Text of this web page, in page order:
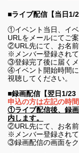
■ライブ配信【当日1/
①イベント当日、イ
URLをメールにてご案
②URL先にて、お名前
※メンバー登録され
③登録完了後に届くメ
④イベント開始時間
視聴してください。
■録画配信【翌日1/23
申込の方は左記の時
①ライブ配信後、録
内します。
②URL先にて、お名前
※メンバー登録され
③録画配信の画面をク